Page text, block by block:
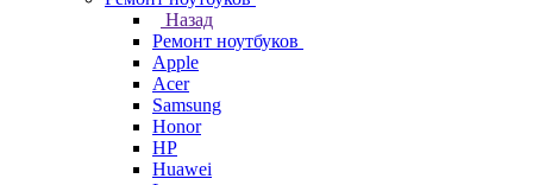
Назад
Ремонт ноутбуков
Apple
Acer
Samsung
Honor
HP
Huawei